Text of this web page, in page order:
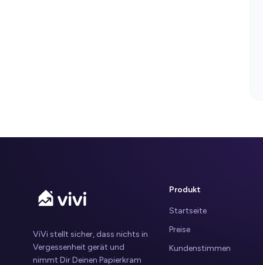
ViVi stellt sicher, dass nichts in
Vergessenheit gerät und
nimmt Dir Deinen Papierkram
Produkt
Startseite
Preise
Kundenstimmen